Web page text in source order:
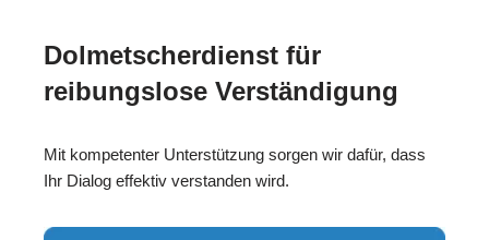
Dolmetscherdienst für
reibungslose Verständigung
Mit kompetenter Unterstützung sorgen wir dafür, dass
Ihr Dialog effektiv verstanden wird.